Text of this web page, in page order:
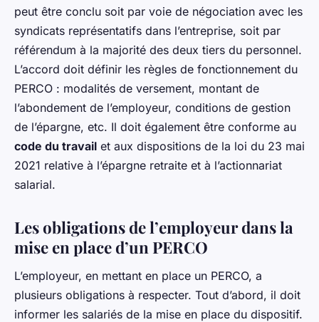
peut être conclu soit par voie de négociation avec les
syndicats représentatifs dans l’entreprise, soit par
référendum à la majorité des deux tiers du personnel.
L’accord doit définir les règles de fonctionnement du
PERCO : modalités de versement, montant de
l’abondement de l’employeur, conditions de gestion
de l’épargne, etc. Il doit également être conforme au
code du travail et aux dispositions de la loi du 23 mai
2021 relative à l’épargne retraite et à l’actionnariat
salarial.
Les obligations de l’employeur dans la
mise en place d’un PERCO
L’employeur, en mettant en place un PERCO, a
plusieurs obligations à respecter. Tout d’abord, il doit
informer les salariés de la mise en place du dispositif.